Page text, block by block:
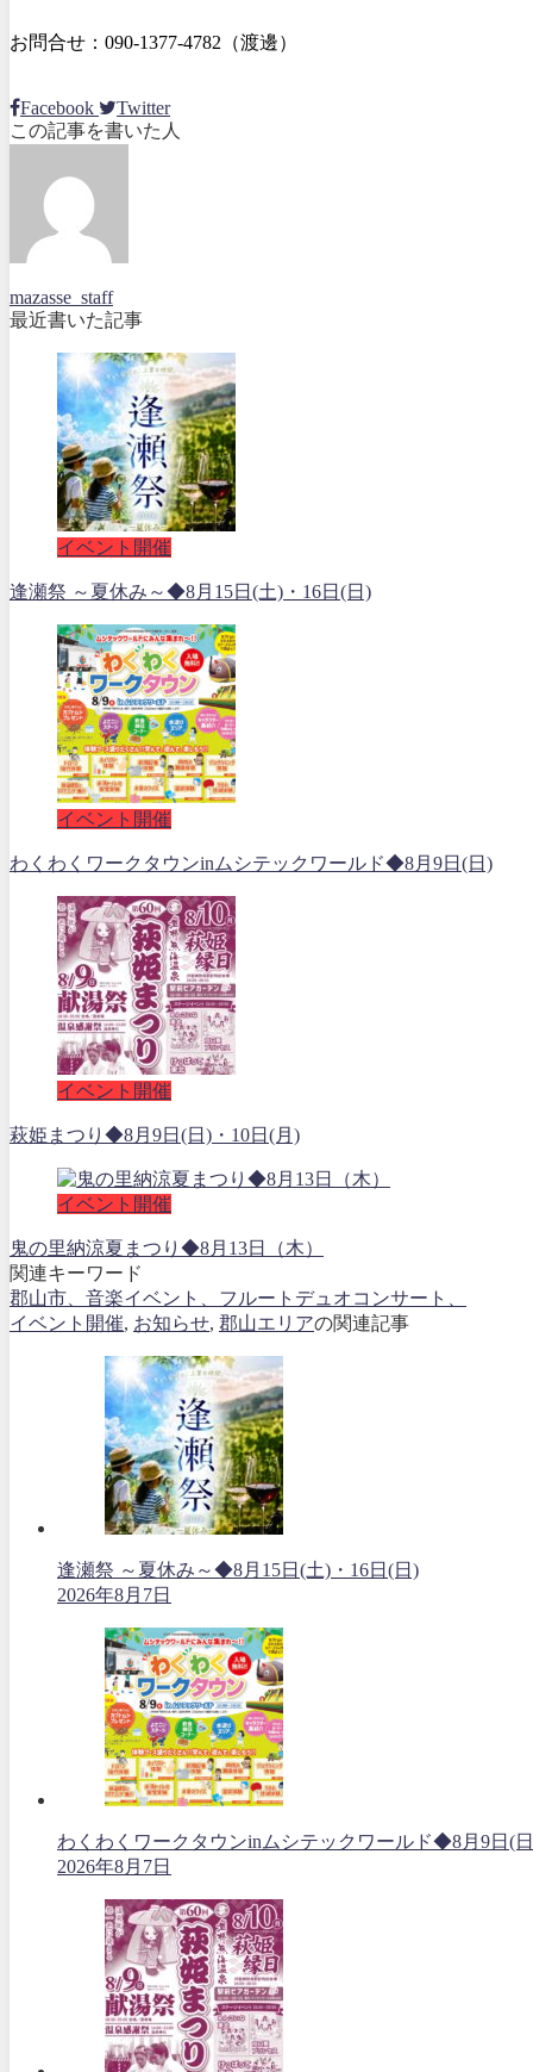
お問合せ：090-1377-4782（渡邊）
Facebook
Twitter
この記事を書いた人
mazasse_staff
最近書いた記事
イベント開催
逢瀬祭 ～夏休み～◆8月15日(土)・16日(日)
イベント開催
わくわくワークタウンinムシテックワールド◆8月9日(日)
イベント開催
萩姫まつり◆8月9日(日)・10日(月)
イベント開催
鬼の里納涼夏まつり◆8月13日（木）
関連キーワード
郡山市、音楽イベント、フルートデュオコンサート、
イベント開催, お知らせ, 郡山エリアの関連記事
逢瀬祭 ～夏休み～◆8月15日(土)・16日(日)
2026年8月7日
わくわくワークタウンinムシテックワールド◆8月9日(
2026年8月7日